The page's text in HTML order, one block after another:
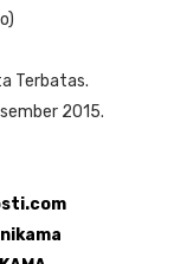
Terbatas.
2015.